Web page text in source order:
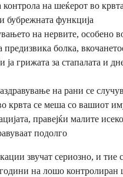
контрола на шеќерот во
бубрежната функција
на нервите, особено
предизвика болка,
ја грижата за стапалата и
на рани се
крвта се меша со вашиот
правејќи малите
подолго
звучат сериозно, и тие
на лошо контролиран